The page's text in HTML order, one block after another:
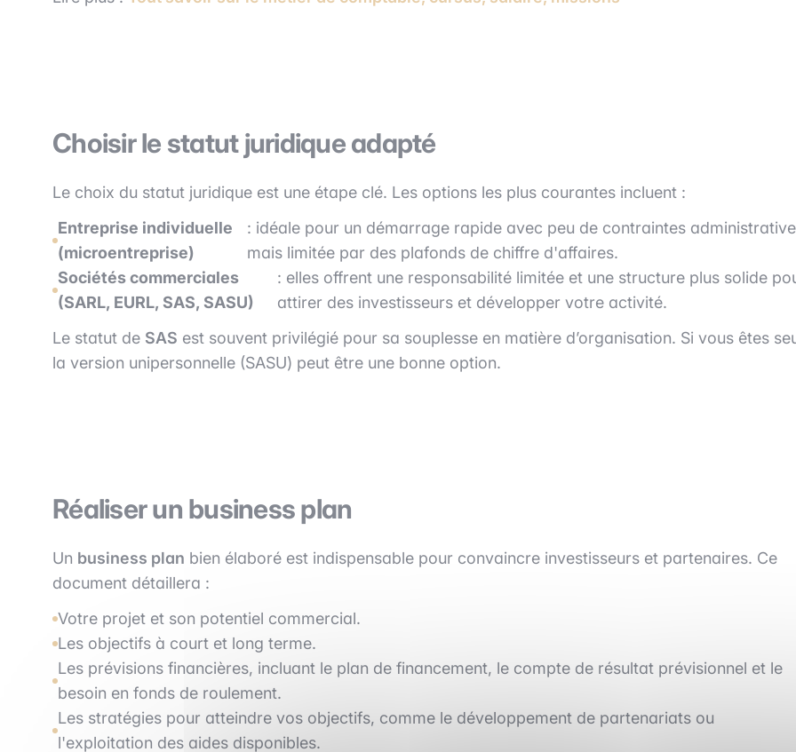
Choisir le statut juridique adapté
Le choix du statut juridique est une étape clé. Les options les plus courantes incluent :
Entreprise individuelle
(microentreprise)
: idéale pour un démarrage rapide avec peu de contraintes
mais limitée par des plafonds de chiffre d'affaires.
Sociétés commerciales
(SARL, EURL, SAS, SASU)
: elles offrent une responsabilité limitée et une structure plus solide
attirer des investisseurs et développer votre activité.
Le statut de SAS est souvent privilégié pour sa souplesse en matière d’organisation. Si vous êtes
la version unipersonnelle (SASU) peut être une bonne option.
Réaliser un business plan
Un business plan bien élaboré est indispensable pour convaincre investisseurs et partenaires. Ce
document détaillera :
Votre projet et son potentiel commercial.
Les objectifs à court et long terme.
Les prévisions financières, incluant le plan de financement, le compte de résultat prévisionnel et le
besoin en fonds de roulement.
Les stratégies pour atteindre vos objectifs, comme le développement de partenariats ou
l'exploitation des aides disponibles.